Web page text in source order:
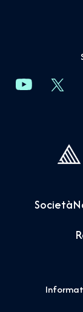
Società